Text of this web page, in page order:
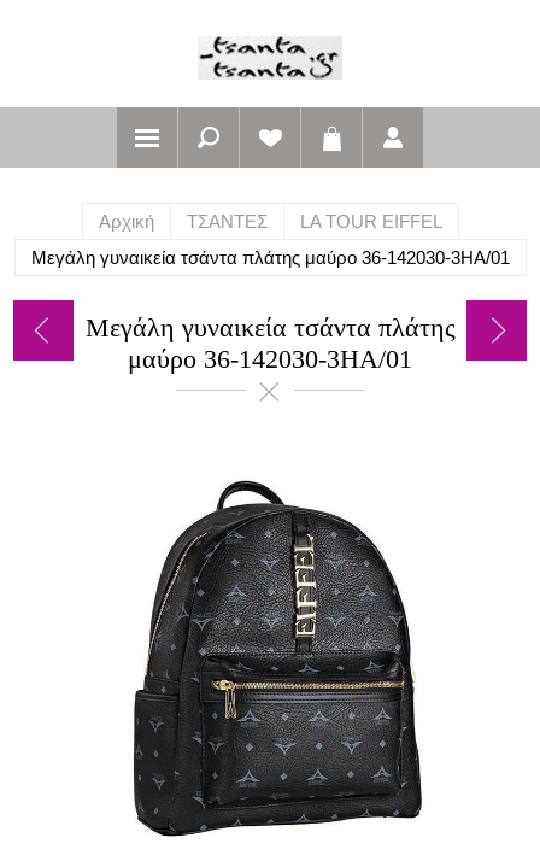
Αρχική ΤΣΑΝΤΕΣ
LA TOUR EIFFEL
Μεγάλη γυναικεία τσάντα πλάτης μαύρο 36-142030-3HA/01
Μεγάλη γυναικεία τσάντα πλάτης
μαύρο 36-142030-3HA/01